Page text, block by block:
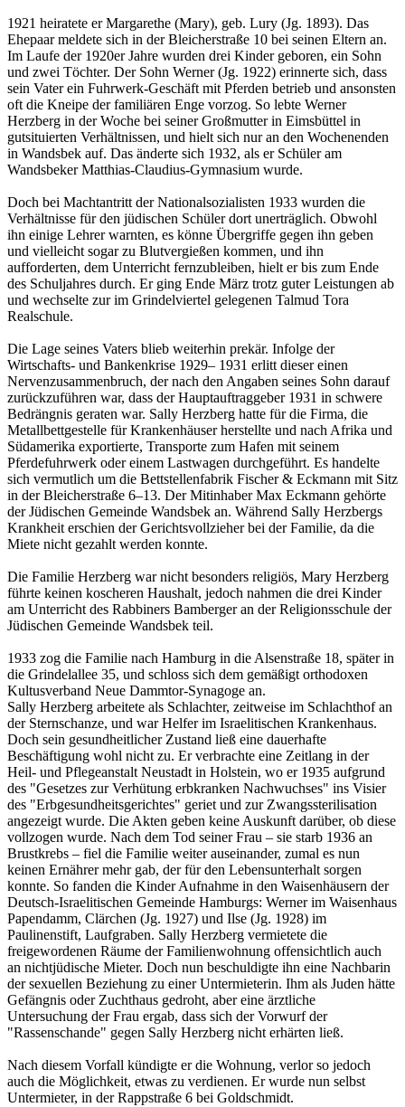
1921 heiratete er Margarethe (Mary), geb. Lury (Jg. 1893). Das
Ehepaar meldete sich in der Bleicherstraße 10 bei seinen Eltern an.
Im Laufe der 1920er Jahre wurden drei Kinder geboren, ein Sohn
und zwei Töchter. Der Sohn Werner (Jg. 1922) erinnerte sich, dass
sein Vater ein Fuhrwerk-Geschäft mit Pferden betrieb und ansonsten
oft die Kneipe der familiären Enge vorzog. So lebte Werner
Herzberg in der Woche bei seiner Großmutter in Eimsbüttel in
gutsituierten Verhältnissen, und hielt sich nur an den Wochenenden
in Wandsbek auf. Das änderte sich 1932, als er Schüler am
Wandsbeker Matthias-Claudius-Gymnasium wurde.
Doch bei Machtantritt der Nationalsozialisten 1933 wurden die
Verhältnisse für den jüdischen Schüler dort unerträglich. Obwohl
ihn einige Lehrer warnten, es könne Übergriffe gegen ihn geben
und vielleicht sogar zu Blutvergießen kommen, und ihn
aufforderten, dem Unterricht fernzubleiben, hielt er bis zum Ende
des Schuljahres durch. Er ging Ende März trotz guter Leistungen ab
und wechselte zur im Grindelviertel gelegenen Talmud Tora
Realschule.
Die Lage seines Vaters blieb weiterhin prekär. Infolge der
Wirtschafts- und Bankenkrise 1929– 1931 erlitt dieser einen
Nervenzusammenbruch, der nach den Angaben seines Sohn darauf
zurückzuführen war, dass der Hauptauftraggeber 1931 in schwere
Bedrängnis geraten war. Sally Herzberg hatte für die Firma, die
Metallbettgestelle für Krankenhäuser herstellte und nach Afrika und
Südamerika exportierte, Transporte zum Hafen mit seinem
Pferdefuhrwerk oder einem Lastwagen durchgeführt. Es handelte
sich vermutlich um die Bettstellenfabrik Fischer & Eckmann mit Sitz
in der Bleicherstraße 6–13. Der Mitinhaber Max Eckmann gehörte
der Jüdischen Gemeinde Wandsbek an. Während Sally Herzbergs
Krankheit erschien der Gerichtsvollzieher bei der Familie, da die
Miete nicht gezahlt werden konnte.
Die Familie Herzberg war nicht besonders religiös, Mary Herzberg
führte keinen koscheren Haushalt, jedoch nahmen die drei Kinder
am Unterricht des Rabbiners Bamberger an der Religionsschule der
Jüdischen Gemeinde Wandsbek teil.
1933 zog die Familie nach Hamburg in die Alsenstraße 18, später in
die Grindelallee 35, und schloss sich dem gemäßigt orthodoxen
Kultusverband Neue Dammtor-Synagoge an.
Sally Herzberg arbeitete als Schlachter, zeitweise im Schlachthof an
der Sternschanze, und war Helfer im Israelitischen Krankenhaus.
Doch sein gesundheitlicher Zustand ließ eine dauerhafte
Beschäftigung wohl nicht zu. Er verbrachte eine Zeitlang in der
Heil- und Pflegeanstalt Neustadt in Holstein, wo er 1935 aufgrund
des "Gesetzes zur Verhütung erbkranken Nachwuchses" ins Visier
des "Erbgesundheitsgerichtes" geriet und zur Zwangssterilisation
angezeigt wurde. Die Akten geben keine Auskunft darüber, ob diese
vollzogen wurde. Nach dem Tod seiner Frau – sie starb 1936 an
Brustkrebs – fiel die Familie weiter auseinander, zumal es nun
keinen Ernährer mehr gab, der für den Lebensunterhalt sorgen
konnte. So fanden die Kinder Aufnahme in den Waisenhäusern der
Deutsch-Israelitischen Gemeinde Hamburgs: Werner im Waisenhaus
Papendamm, Clärchen (Jg. 1927) und Ilse (Jg. 1928) im
Paulinenstift, Laufgraben. Sally Herzberg vermietete die
freigewordenen Räume der Familienwohnung offensichtlich auch
an nichtjüdische Mieter. Doch nun beschuldigte ihn eine Nachbarin
der sexuellen Beziehung zu einer Untermieterin. Ihm als Juden hätte
Gefängnis oder Zuchthaus gedroht, aber eine ärztliche
Untersuchung der Frau ergab, dass sich der Vorwurf der
"Rassenschande" gegen Sally Herzberg nicht erhärten ließ.
Nach diesem Vorfall kündigte er die Wohnung, verlor so jedoch
auch die Möglichkeit, etwas zu verdienen. Er wurde nun selbst
Untermieter, in der Rappstraße 6 bei Goldschmidt.